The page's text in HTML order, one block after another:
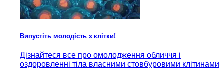
Випустіть молодість з клітки!
Дізнайтеся все про омолодження обличчя і
оздоровленні тіла власними стовбуровими клітинами